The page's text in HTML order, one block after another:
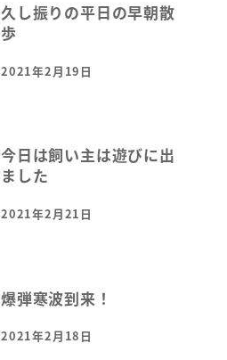
久し振りの平日の早朝散
歩
投稿日
2021年2月19日
今日は飼い主は遊びに出
ました
投稿日
2021年2月21日
爆弾寒波到来！
投稿日
2021年2月18日